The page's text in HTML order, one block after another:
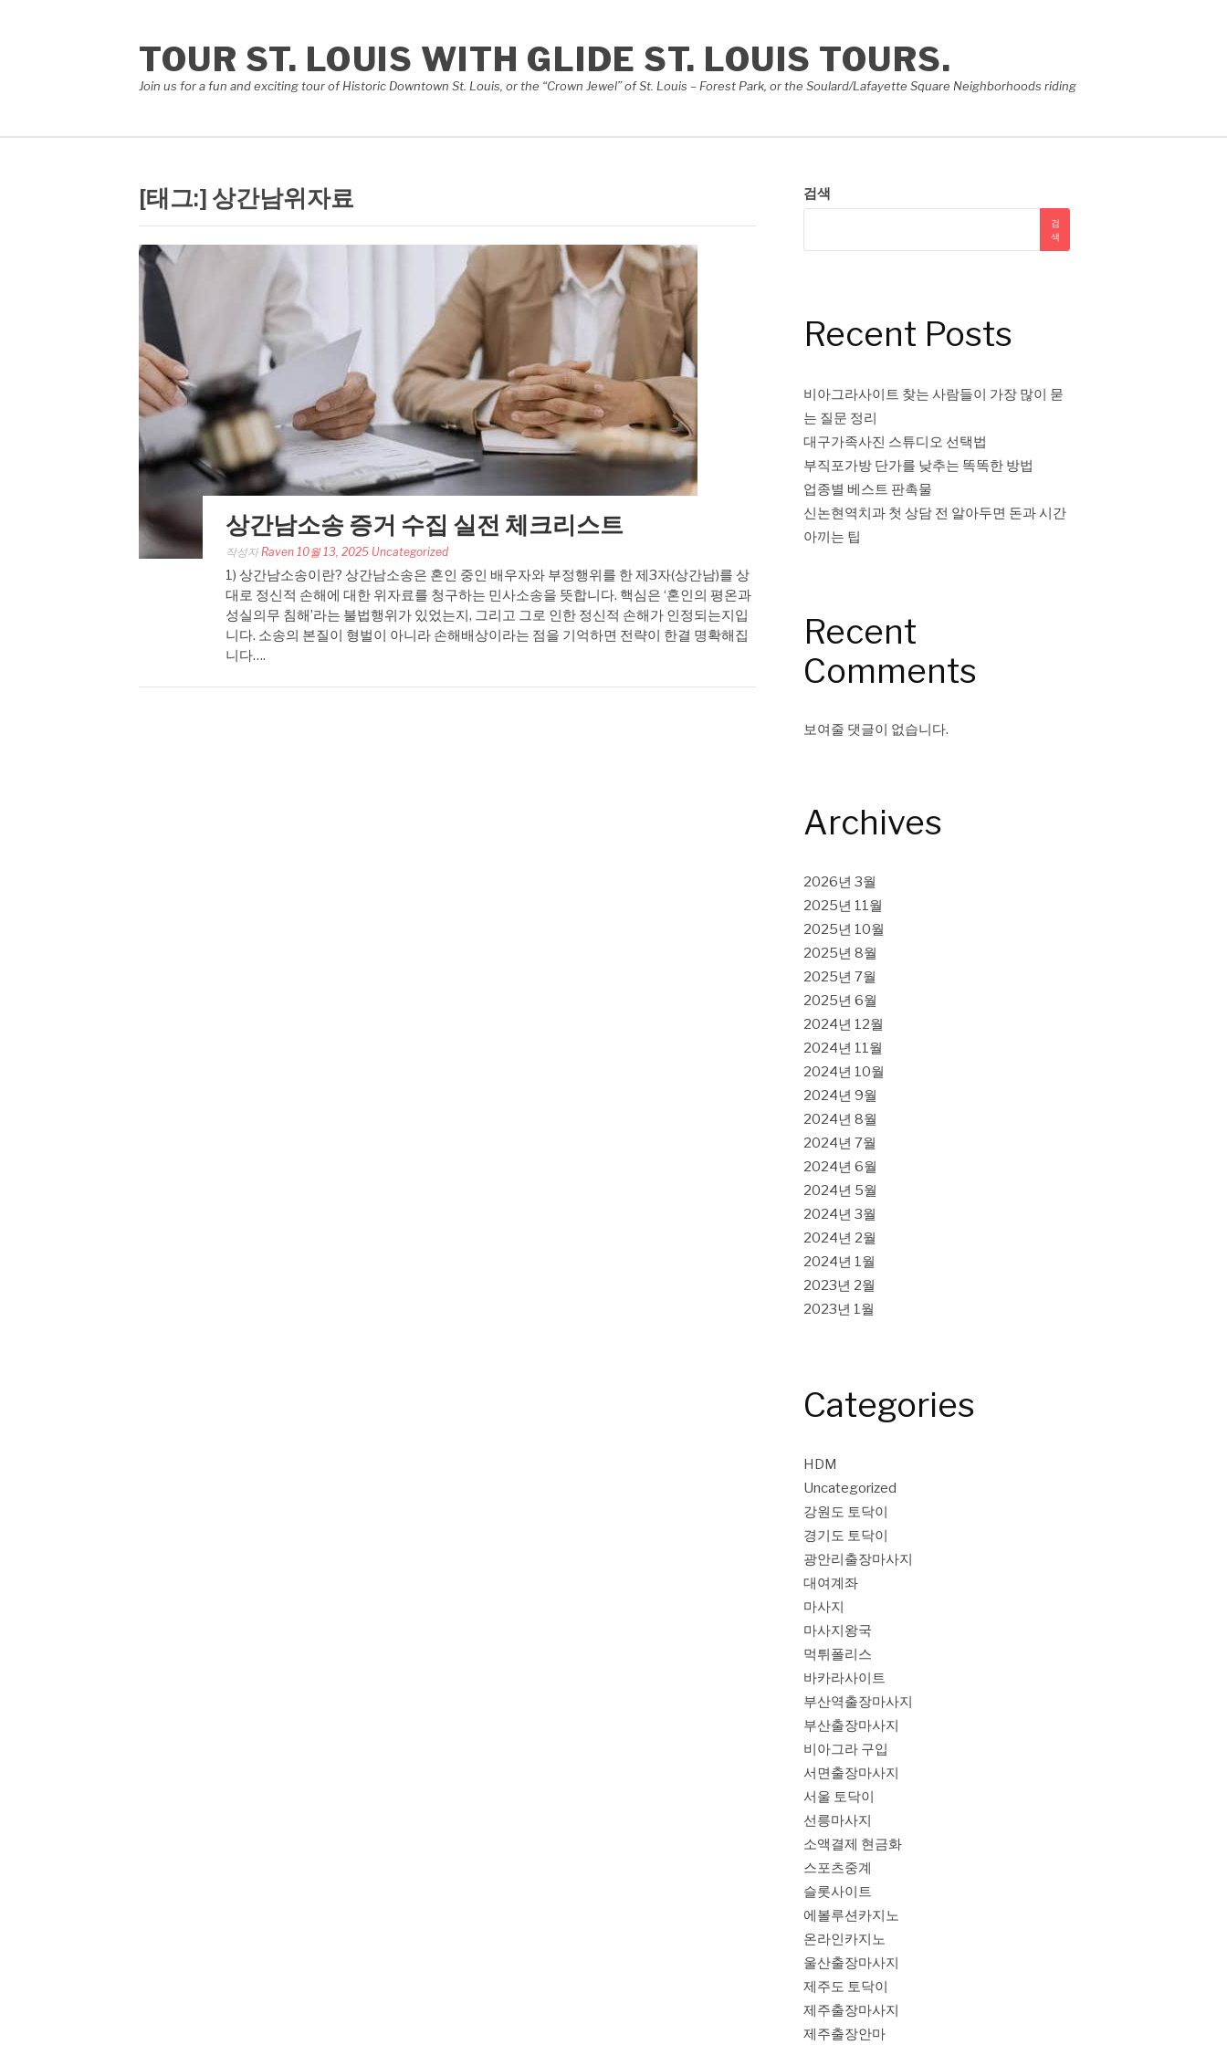
TOUR ST. LOUIS WITH GLIDE ST. LOUIS TOURS.
Join us for a fun and exciting tour of Historic Downtown St. Louis, or the “Crown Jewel” of St. Louis – Forest Park, or the Soulard/Lafayette Square Neighborhoods riding
[태그:] 상간남위자료
상간남소송 증거 수집 실전 체크리스트
작성자 Raven 10월 13, 2025 Uncategorized
1) 상간남소송이란? 상간남소송은 혼인 중인 배우자와 부정행위를 한 제3자(상간남)를 상
대로 정신적 손해에 대한 위자료를 청구하는 민사소송을 뜻합니다. 핵심은 ‘혼인의 평온과
성실의무 침해’라는 불법행위가 있었는지, 그리고 그로 인한 정신적 손해가 인정되는지입
니다. 소송의 본질이 형벌이 아니라 손해배상이라는 점을 기억하면 전략이 한결 명확해집
니다….
검색
검
색
Recent Posts
비아그라사이트 찾는 사람들이 가장 많이 묻
는 질문 정리
대구가족사진 스튜디오 선택법
부직포가방 단가를 낮추는 똑똑한 방법
업종별 베스트 판촉물
신논현역치과 첫 상담 전 알아두면 돈과 시간
아끼는 팁
Recent
Comments
보여줄 댓글이 없습니다.
Archives
2026년 3월
2025년 11월
2025년 10월
2025년 8월
2025년 7월
2025년 6월
2024년 12월
2024년 11월
2024년 10월
2024년 9월
2024년 8월
2024년 7월
2024년 6월
2024년 5월
2024년 3월
2024년 2월
2024년 1월
2023년 2월
2023년 1월
Categories
HDM
Uncategorized
강원도 토닥이
경기도 토닥이
광안리출장마사지
대여계좌
마사지
마사지왕국
먹튀폴리스
바카라사이트
부산역출장마사지
부산출장마사지
비아그라 구입
서면출장마사지
서울 토닥이
선릉마사지
소액결제 현금화
스포츠중계
슬롯사이트
에볼루션카지노
온라인카지노
울산출장마사지
제주도 토닥이
제주출장마사지
제주출장안마